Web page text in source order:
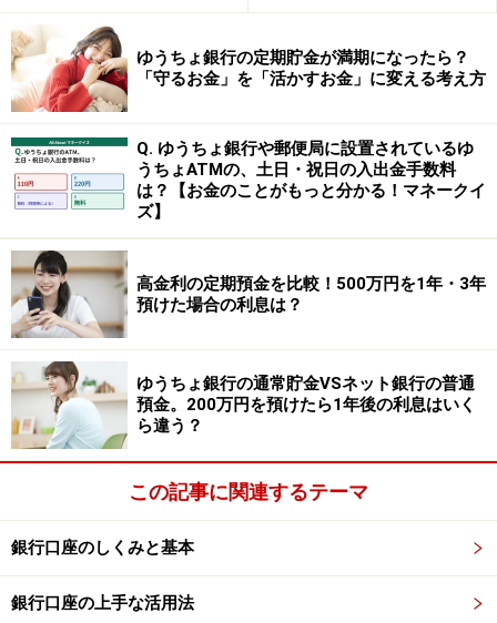
※新規口座開設の場合は、「eダイレクト定期預金 優遇金
利プログラム」が利用でき、1年ものは金利年1.20％とな
る。預入額上限は1000万円。
④愛媛銀行 四国八十八カ所支店
商品名：四国八十八カ所支店定期預金 スーパー定
期300
金利：0.85％
預入期間：1年
預入金額：300万円以上1000万円以下（1円単位）
※特別金利プラン適用。終了時期は未定。
⑤ソニー銀行
商品名：円定期預金
預入金額：1000円以上（1円単位）
ゆうちょ銀行の定期貯金が満期になったら？
「守るお金」を「活かすお金」に変える考え方
Q. ゆうちょ銀行や郵便局に設置されているゆ
うちょATMの、土日・祝日の入出金手数料
は？【お金のことがもっと分かる！マネークイ
ズ】
高金利の定期預金を比較！500万円を1年・3年
預けた場合の利息は？
ゆうちょ銀行の通常貯金VSネット銀行の普通
預金。200万円を預けたら1年後の利息はいく
ら違う？
この記事に関連するテーマ
銀行口座のしくみと基本
銀行口座の上手な活用法